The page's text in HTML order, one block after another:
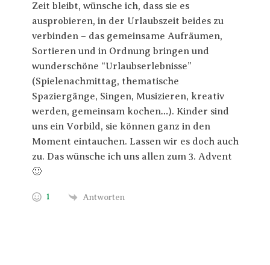
Zeit bleibt, wünsche ich, dass sie es
ausprobieren, in der Urlaubszeit beides zu
verbinden – das gemeinsame Aufräumen,
Sortieren und in Ordnung bringen und
wunderschöne “Urlaubserlebnisse”
(Spielenachmittag, thematische
Spaziergänge, Singen, Musizieren, kreativ
werden, gemeinsam kochen…). Kinder sind
uns ein Vorbild, sie können ganz in den
Moment eintauchen. Lassen wir es doch auch
zu. Das wünsche ich uns allen zum 3. Advent
🙂
1 Antworten